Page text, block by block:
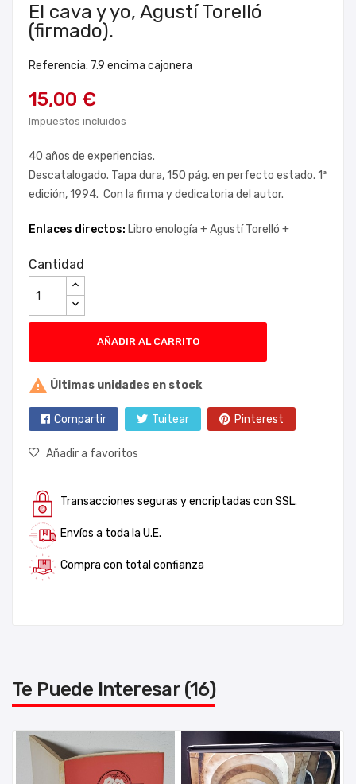
El cava y yo, Agustí Torelló
(firmado).
Referencia: 7.9 encima cajonera
15,00 €
Impuestos incluidos
40 años de experiencias.
Descatalogado. Tapa dura, 150 pág. en perfecto estado. 1ª
edición, 1994. Con la firma y dedicatoria del autor.
Enlaces directos: Libro enología +Agustí Torelló +
Cantidad
AÑADIR AL CARRITO
 Últimas unidades en stock
Compartir Tuitear Pinterest
Añadir a favoritos
Transacciones seguras y encriptadas con SSL.
Envíos a toda la U.E.
Compra con total confianza
Te Puede Interesar (16)